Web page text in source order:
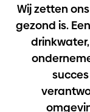
Wij zetten
gezond is.